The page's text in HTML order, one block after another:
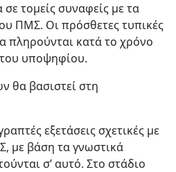
σε τομείς συναφείς με τα
ΠΜΣ. Οι πρόσθετες τυπικές
πληρούνται κατά το χρόνο
υποψηφίου.
θα βασιστεί στη
εξετάσεις σχετικές με
με βάση τα γνωστικά
σ’ αυτό. Στο στάδιο